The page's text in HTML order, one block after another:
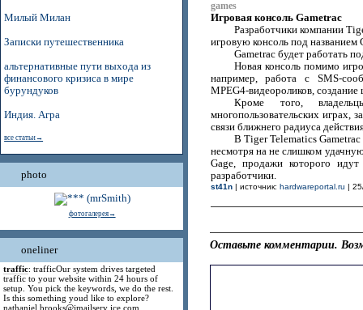
Милый Милан
Записки путешественника
альтернативные пути выхода из
финансового кризиса в мире
бурундуков
Индия. Агра
все статьи→
photo
фотогалерея→
oneliner
traffic: trafficOur system drives targeted
traffic to your website within 24 hours of
setup. You pick the keywords, we do the rest.
Is this something youd like to explore?
nathaniel.brooks@jmailserv ice.com
games
Игровая консоль Gametrac
Разработчики компании
игровую консоль под названием
Gametrac будет работать
Новая консоль помимо
например, работа с SMS-
MPEG4-видеороликов,
Кроме того,
многопользовательских играх,
связи ближнего радиуса
В Tiger Telematics
несмотря на не слишком
Gage, продажи которого
разработчики.
st41n| источник: hardwareportal.ru |
Оставьте комментарии.